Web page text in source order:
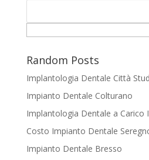
Random Posts
Implantologia Dentale Città
Impianto Dentale Colturano
Implantologia Dentale a Carico
Costo Impianto Dentale
Impianto Dentale Bresso